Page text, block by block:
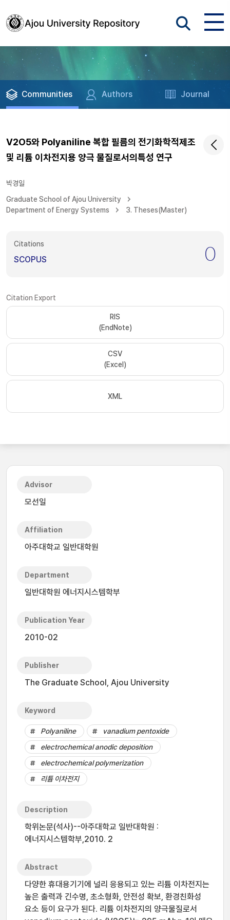
Communities Authors Journal
V2O5와 Polyaniline 복합 필름의 전기화학적제조
및 리튬 이차전지용 양극 물질로서의특성 연구
박경일
Graduate School of Ajou University
Department of Energy Systems
3. Theses(Master)
Citations
SCOPUS 0
Citation Export
RIS
(EndNote)
CSV
(Excel)
XML
Advisor
모선일
Affiliation
아주대학교 일반대학원
Department
일반대학원 에너지시스템학부
Publication Year
2010-02
Publisher
The Graduate School, Ajou University
Keyword
Polyaniline
vanadium pentoxide
electrochemical anodic deposition
electrochemical polymerization
리튬 이차전지
Description
학위논문(석사)--아주대학교 일반대학원 :
에너지시스템학부,2010. 2
Abstract
다양한 휴대용기기에 널리 응용되고 있는 리튬 이차전지는
높은 출력과 긴수명, 초소형화, 안전성 확보, 환경친화성
요소 등이 요구가 된다. 리튬 이차전지의 양극물질로서